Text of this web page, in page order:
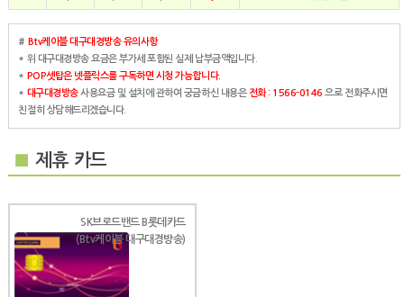
# Btv케이블 대구대경방송 유의사항
* 위 대구대경방송 요금은 부가세 포함된 실제 납부금액입니다.
* POP셋탑은 넷플릭스를 구독하면 시청 가능합니다.
* 대구대경방송사용요금 및 설치에 관하여 궁금하신 내용은전화 : 1566-0146 으로 전화주시면
친절히 상담해드리겠습니다.
■제휴 카드
SK브로드밴드 B롯데카드
(Btv케이블 대구대경방송)